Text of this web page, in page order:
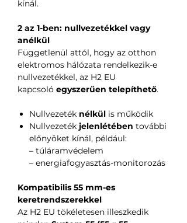
kínál.
2 az 1-ben: nullvezetékkel vagy
anélkül
Függetlenül attól, hogy az otthon
elektromos hálózata rendelkezik-e
nullvezetékkel, az H2 EU
kapcsoló egyszerűen telepíthető.
Nullvezeték nélkül is működik
Nullvezeték jelenlétében további
előnyöket kínál, például:
– túláramvédelem
– energiafogyasztás-monitorozás
Kompatibilis 55 mm-es
keretrendszerekkel
Az H2 EU tökéletesen illeszkedik